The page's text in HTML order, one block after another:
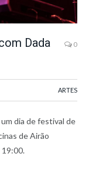
Dada
0
ARTES
dia de festival de
de Airão
19:00.